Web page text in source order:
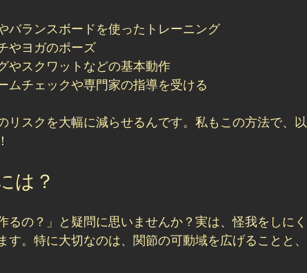
バランスボードを使ったトレーニング
やヨガのポーズ
やスクワットなどの基本動作
ムチェックや専門家の指導を受ける
リスクを大幅に減らせるんです。私もこの方法で、以
は？
るの？」と疑問に思いませんか？実は、怪我をしにく
す。特に大切なのは、関節の可動域を広げることと、